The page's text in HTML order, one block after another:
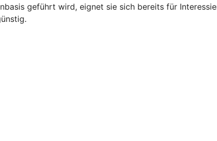
geführt wird, eignet sie sich bereits für